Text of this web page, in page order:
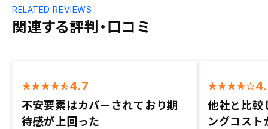
関連する評判・口コミ
RELATED REVIEWS
4.7
不安要素はカバーされており期
待感が上回った
他社と比較
ングコスト